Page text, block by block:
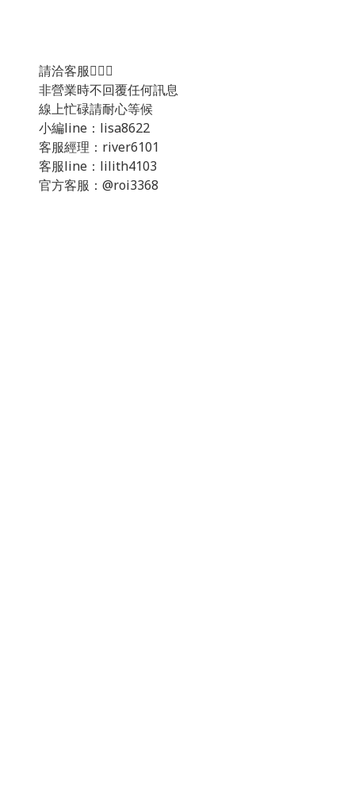
請洽客服💁🏻‍♂️
非營業時不回覆任何訊息
線上忙碌請耐心等候
小編line：lisa8622
客服經理：river6101
客服line：lilith4103
官方客服：@roi3368